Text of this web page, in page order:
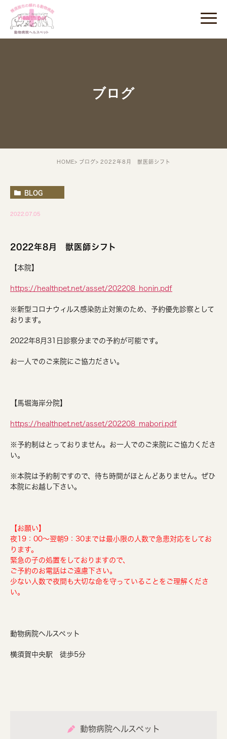
ブログ
HOME ブログ 2022年8月 獣医師シフト
BLOG
2022.07.05
2022年8月 獣医師シフト
【本院】
https://healthpet.net/asset/202208_honin.pdf
※新型コロナウィルス感染防止対策のため、予約優先診察として
おります。
2022年8月31日診察分までの予約が可能です。
お一人でのご来院にご協力ださい。
【馬堀海岸分院】
https://healthpet.net/asset/202208_mabori.pdf
※予約制はとっておりません。お一人でのご来院にご協力くださ
い。
※本院は予約制ですので、待ち時間がほとんどありません。ぜひ
本院にお越し下さい。
【お願い】
夜19：00～翌朝9：30までは最小限の人数で急患対応をしてお
ります。
緊急の子の処置をしておりますので、
ご予約のお電話はご遠慮下さい。
少ない人数で夜間も大切な命を守っていることをご理解くださ
い。
動物病院ヘルスペット
横須賀中央駅 徒歩5分
動物病院ヘルスペット